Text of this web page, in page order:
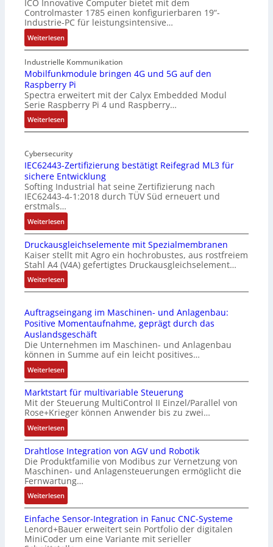
ICO Innovative Computer bietet mit dem
Controlmaster 1785 einen konfigurierbaren 19“-
Industrie-PC für leistungsintensive…
Weiterlesen:
1
9
-
Z
o
l
l
-
n
d
u
s
t
r
i
e
-
P
C
l
ä
s
t
s
i
c
h
f
l
e
x
i
b
e
l
f
ü
r
i
e
Industrielle Kommunikation
Mobilfunkmodule bringen 4G und 5G auf den
Raspberry Pi
Spectra erweitert mit der Calyx Embedded Modul
Serie Raspberry Pi 4 und Raspberry…
Weiterlesen:
M
b
i
l
f
u
n
k
m
o
d
u
l
e
r
i
n
g
e
n
G
u
n
d
5
G
a
u
d
n
R
Cybersecurity
IEC62443-Zertifizierung bestätigt Reifegrad ML3 für
sichere Entwicklung
Softing Industrial hat seine Zertifizierung nach
IEC62443-4-1:2018 durch TÜV Süd erneuert und
erstmals…
Weiterlesen:
I
E
6
2
4
3
-
Z
e
r
t
i
f
i
z
i
e
u
n
g
b
e
s
t
Druckausgleichselemente mit Spezialmembranen
Kaiser stellt mit Agro ein hochrobustes, aus rostfreiem
Stahl A4 (V4A) gefertigtes Druckausgleichselement…
Weiterlesen:
D
u
c
k
a
u
s
g
l
e
i
c
h
e
l
e
m
e
n
t
Auftragseingang im Maschinen- und Anlagenbau:
Positive Momentaufnahme, geprägt durch das
Auslandsgeschäft
Die Unternehmen im Maschinen- und Anlagenbau
können in Summe auf ein leicht positives…
Weiterlesen:
A
u
f
t
r
a
g
s
e
i
n
g
a
n
g
Marktstart für multivariable Steuerung
Mit der Steuerung MultiControl II Einzel/Parallel von
Rose+Krieger können Anwender bis zu zwei…
Weiterlesen:
M
a
r
k
t
s
t
a
r
t
Drahtlose Integration von AGV und Robotik
Die Produktfamilie von Modibus zur Vernetzung von
Maschinen- und Anlagensteuerungen ermöglicht die
Fernwartung…
Weiterlesen:
D
r
a
h
Einfache Sensor-Integration in Fanuc CNC-Systeme
Lenord+Bauer erweitert sein Portfolio der digitalen
MiniCoder um eine Variante mit serieller